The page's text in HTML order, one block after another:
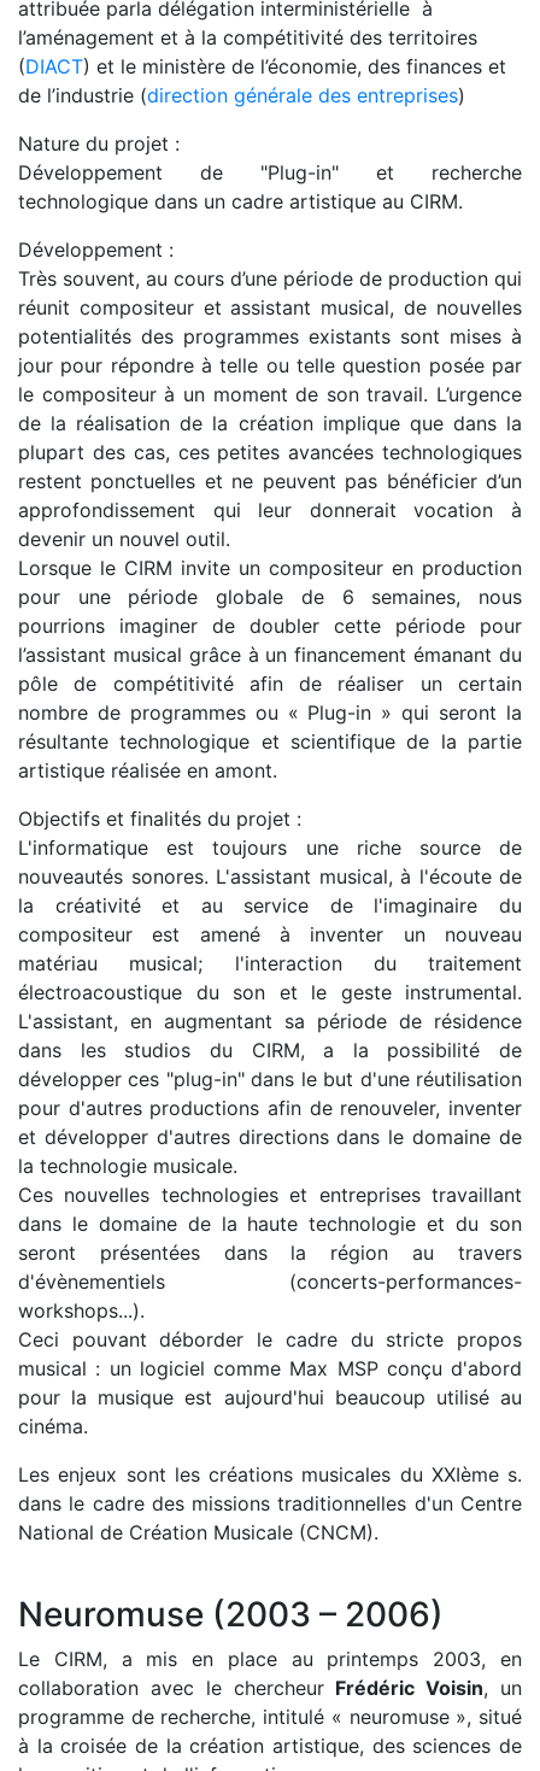
attribuée parla délégation interministérielle à
l’aménagement et à la compétitivité des territoires
(DIACT) et le ministère de l’économie, des finances et
de l’industrie (direction générale des entreprises)
Nature du projet :
Développement de "Plug-in" et recherche
technologique dans un cadre artistique au CIRM.
Développement :
Très souvent, au cours d’une période de production qui
réunit compositeur et assistant musical, de nouvelles
potentialités des programmes existants sont mises à
jour pour répondre à telle ou telle question posée par
le compositeur à un moment de son travail. L’urgence
de la réalisation de la création implique que dans la
plupart des cas, ces petites avancées technologiques
restent ponctuelles et ne peuvent pas bénéficier d’un
approfondissement qui leur donnerait vocation à
devenir un nouvel outil.
Lorsque le CIRM invite un compositeur en production
pour une période globale de 6 semaines, nous
pourrions imaginer de doubler cette période pour
l’assistant musical grâce à un financement émanant du
pôle de compétitivité afin de réaliser un certain
nombre de programmes ou « Plug-in » qui seront la
résultante technologique et scientifique de la partie
artistique réalisée en amont.
Objectifs et finalités du projet :
L'informatique est toujours une riche source de
nouveautés sonores. L'assistant musical, à l'écoute de
la créativité et au service de l'imaginaire du
compositeur est amené à inventer un nouveau
matériau musical; l'interaction du traitement
électroacoustique du son et le geste instrumental.
L'assistant, en augmentant sa période de résidence
dans les studios du CIRM, a la possibilité de
développer ces "plug-in" dans le but d'une réutilisation
pour d'autres productions afin de renouveler, inventer
et développer d'autres directions dans le domaine de
la technologie musicale.
Ces nouvelles technologies et entreprises travaillant
dans le domaine de la haute technologie et du son
seront présentées dans la région au travers
d'évènementiels (concerts-performances-
workshops...).
Ceci pouvant déborder le cadre du stricte propos
musical : un logiciel comme Max MSP conçu d'abord
pour la musique est aujourd'hui beaucoup utilisé au
cinéma.
Les enjeux sont les créations musicales du XXIème s.
dans le cadre des missions traditionnelles d'un Centre
National de Création Musicale (CNCM).
Neuromuse (2003 – 2006)
Le CIRM, a mis en place au printemps 2003, en
collaboration avec le chercheur Frédéric Voisin, un
programme de recherche, intitulé « neuromuse », situé
à la croisée de la création artistique, des sciences de